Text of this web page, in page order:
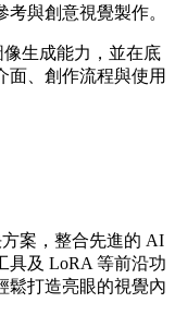
與創意視覺製作。
生成能力，並在底
面、創作流程與使用
方案，整合先進的 AI
具及 LoRA 等前沿功
鬆打造亮眼的視覺內